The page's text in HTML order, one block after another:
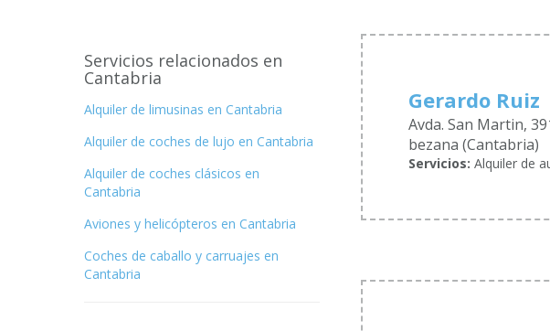
Servicios relacionados en
Cantabria
Alquiler de limusinas en Cantabria
Alquiler de coches de lujo en Cantabria
Alquiler de coches clásicos en
Cantabria
Aviones y helicópteros en Cantabria
Coches de caballo y carruajes en
Cantabria
Gerardo Ruiz
Avda. San Martin,
bezana (Cantabria)
Servicios: Alquiler de